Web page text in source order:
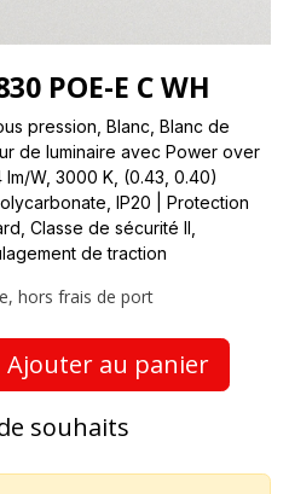
POE-E C WH
pression, Blanc, Blanc de
de luminaire avec Power over
lm/W, 3000 K, (0.43, 0.40)
IP20 | Protection
Classe de sécurité II,
de traction
hors frais de port
Ajouter au panier
souhaits